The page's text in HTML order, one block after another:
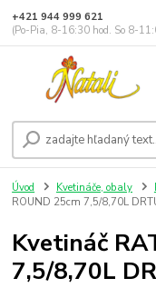
+421 944 999 621
(Po-Pia, 8-16:30 hod. So 8-
Úvod Kvetináče, obaly
ROUND 25cm 7,5/8,70L
Kvetináč
7,5/8,70L